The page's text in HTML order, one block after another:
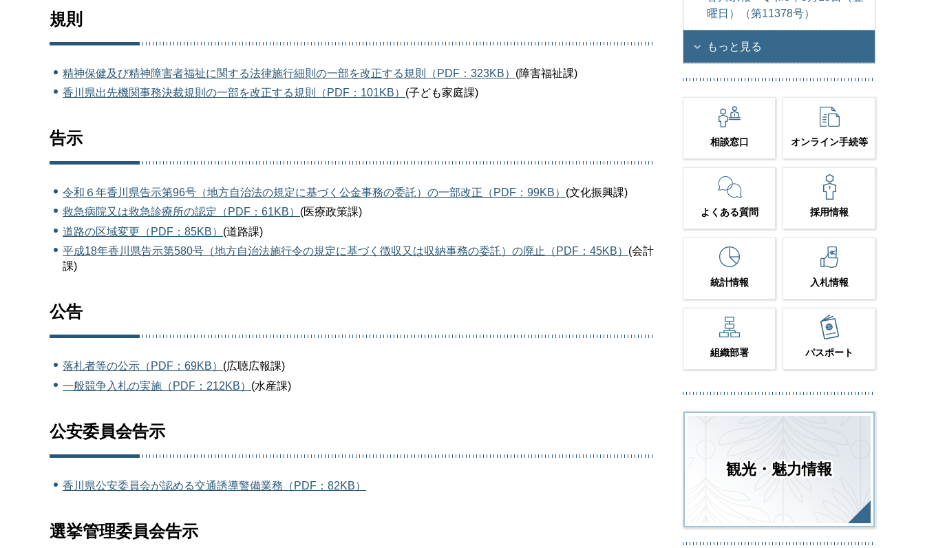
規則
精神保健及び精神障害者福祉に関する法律施行細則の一部を改正する規則（PDF：323KB） (障害福祉課)
香川県出先機関事務決裁規則の一部を改正する規則（PDF：101KB） (子ども家庭課)
告示
令和６年香川県告示第96号（地方自治法の規定に基づく公金事務の委託）の一部改正（PDF：99KB） (文化振興課)
救急病院又は救急診療所の認定（PDF：61KB） (医療政策課)
道路の区域変更（PDF：85KB） (道路課)
平成18年香川県告示第580号（地方自治法施行令の規定に基づく徴収又は収納事務の委託）の廃止（PDF：45KB） (会計
課)
公告
落札者等の公示（PDF：69KB） (広聴広報課)
一般競争入札の実施（PDF：212KB） (水産課)
公安委員会告示
香川県公安委員会が認める交通誘導警備業務（PDF：82KB）
選挙管理委員会告示
曜日）（第11378号）
もっと見る
相談窓口 オンライン手続等
よくある質問 採用情報
統計情報 入札情報
組織部署 パスポート
観光・魅力情報